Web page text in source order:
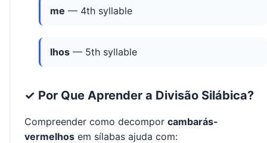
me — 4th syllable
lhos — 5th syllable
✓ Por Que Aprender a Divisão Silábica?
Compreender como decompor cambarás-
vermelhos em sílabas ajuda com: